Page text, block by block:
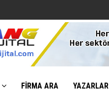
FİRMA ARA YAZARLAR